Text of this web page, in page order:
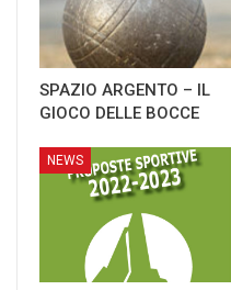
SPAZIO ARGENTO – IL
GIOCO DELLE BOCCE
NEWS